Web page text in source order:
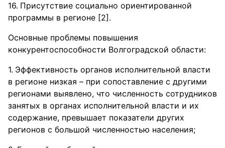
Присутствие социально ориентированной
программы в регионе [2].
Основные проблемы повышения
конкурентоспособности Волгоградской области:
Эффективность органов исполнительной власти
в регионе низкая – при сопоставление с другими
регионами выявлено, что численность сотрудников
занятых в органах исполнительной власти и их
содержание, превышает показатели других
регионов с большой численностью населения;